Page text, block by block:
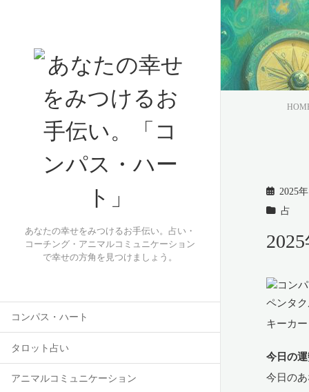
あなたの幸せをみつけるお手伝い。占い・
コーチング・アニマルコミュニケーション
で幸せの方角を見つけましょう。
コンパス・ハート
タロット占い
アニマルコミュニケーション
2025
占
ペンタ
キーカ
今日の
今日の